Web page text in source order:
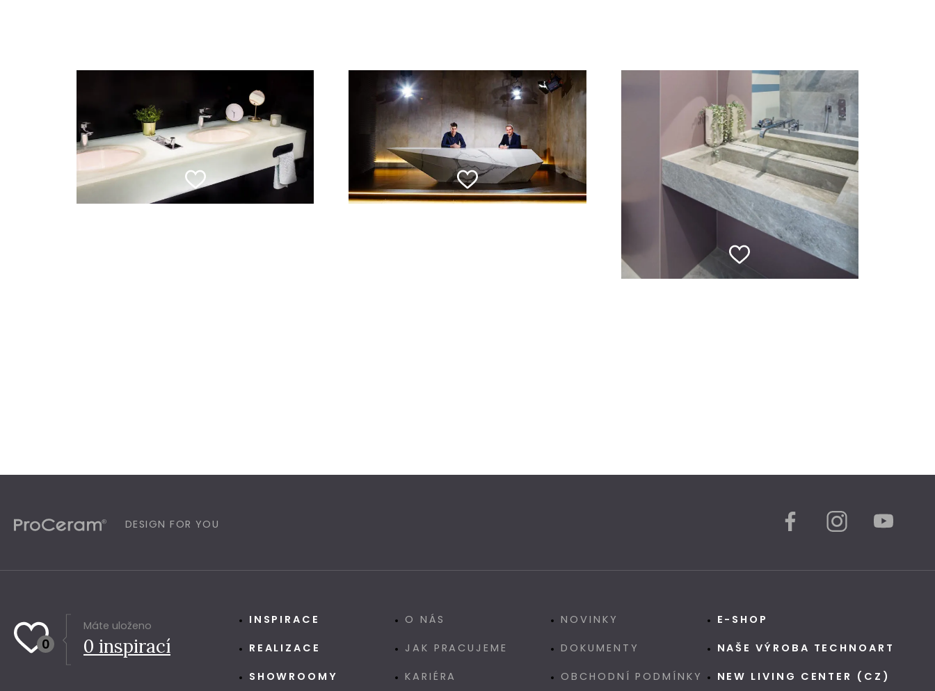
DESIGN FOR YOU
0
Máte uloženo
0 inspirací
INSPIRACE
REALIZACE
SHOWROOMY
O NÁS
JAK PRACUJEME
KARIÉRA
NOVINKY
DOKUMENTY
OBCHODNÍ PODMÍNKY
E-SHOP
NAŠE VÝROBA TECHNOART
NEW LIVING CENTER (CZ)